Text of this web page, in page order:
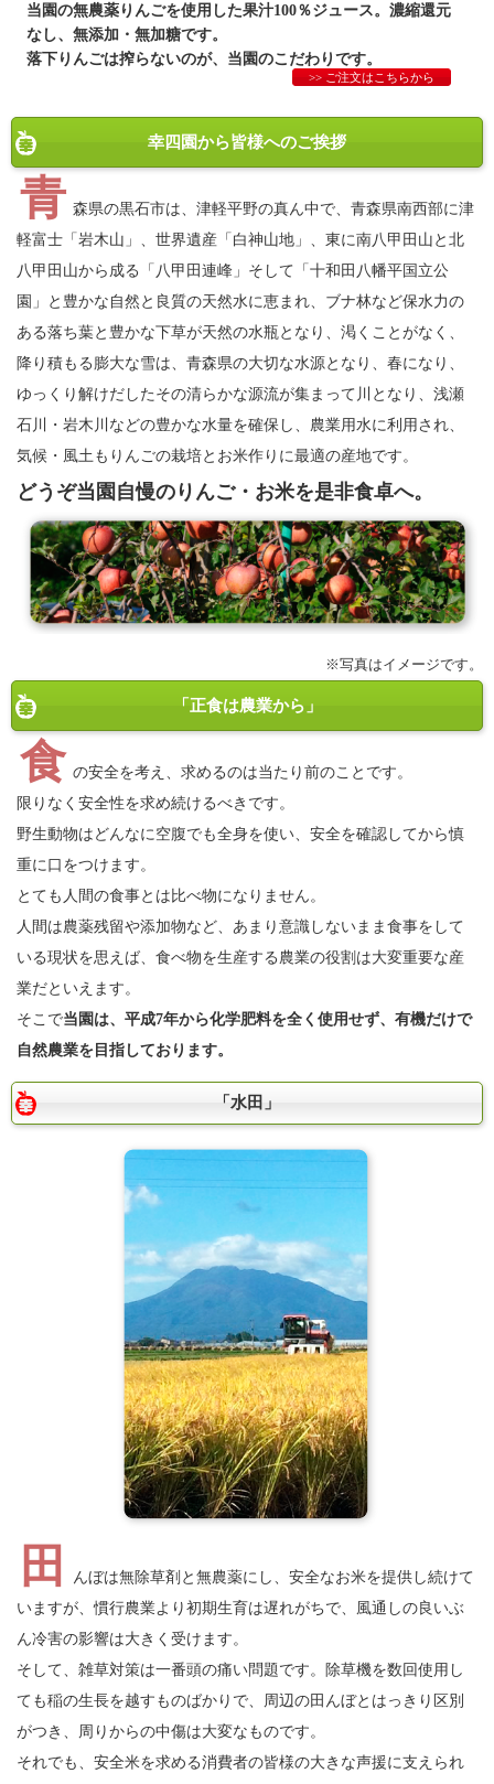
当園の無農薬りんごを使用した果汁100％ジュース。濃縮還元
なし、無添加・無加糖です。
落下りんごは搾らないのが、当園のこだわりです。
>> ご注文はこちらから
幸四園から皆様へのご挨拶
青 森県の黒石市は、津軽平野の真ん中で、青森県南西部に津
軽富士「岩木山」、世界遺産「白神山地」、東に南八甲田山と北
八甲田山から成る「八甲田連峰」そして「十和田八幡平国立公
園」と豊かな自然と良質の天然水に恵まれ、ブナ林など保水力の
ある落ち葉と豊かな下草が天然の水瓶となり、渇くことがなく、
降り積もる膨大な雪は、青森県の大切な水源となり、春になり、
ゆっくり解けだしたその清らかな源流が集まって川となり、浅瀬
石川・岩木川などの豊かな水量を確保し、農業用水に利用され、
気候・風土もりんごの栽培とお米作りに最適の産地です。
どうぞ当園自慢のりんご・お米を是非食卓へ。
※写真はイメージです。
「正食は農業から」
食 の安全を考え、求めるのは当たり前のことです。
限りなく安全性を求め続けるべきです。
野生動物はどんなに空腹でも全身を使い、安全を確認してから慎
重に口をつけます。
とても人間の食事とは比べ物になりません。
人間は農薬残留や添加物など、あまり意識しないまま食事をして
いる現状を思えば、食べ物を生産する農業の役割は大変重要な産
業だといえます。
そこで当園は、平成7年から化学肥料を全く使用せず、有機だけで
自然農業を目指しております。
「水田」
田
んぼは無除草剤と無農薬にし、安全なお米を提供し続けて
いますが、慣行農業より初期生育は遅れがちで、風通しの良いぶ
ん冷害の影響は大きく受けます。
そして、雑草対策は一番頭の痛い問題です。除草機を数回使用し
ても稲の生長を越すものばかりで、周辺の田んぼとはっきり区別
がつき、周りからの中傷は大変なものです。
それでも、安全米を求める消費者の皆様の大きな声援に支えられ